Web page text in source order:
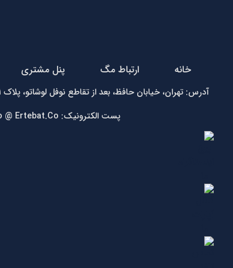
خانه ارتباط مگ پنل مشتری
آدرس: تهران، خیابان حافظ، بعد از تقاطع نوفل لوشاتو، پلاک 371 - ساختمان زمرد - واحد1 تلفن:
پست الکترونیک: Info @ Ertebat.Co ساعت کاری: شنبه تا چهارشنبه 9 الی 17، پنجشنبه 9 الی 13